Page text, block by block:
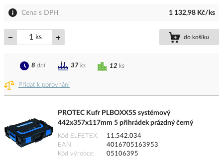
Cena s DPH 1 132,98 Kč/ks
ks do košíku
Přidat k porovnání
12 ks
8 dní 37 ks
PROTEC Kufr PLBOXX5S systémový
442x357x117mm 5 přihrádek prázdný černý
Kód ELFETEX
11.542.034
EAN
4016705163953
Kód výrobce
05106395